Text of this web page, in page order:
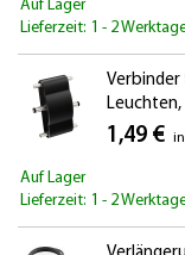
Auf Lager
Lieferzeit: 1 - 2
Verbinder
Leuchten,
1,49 €
Auf Lager
Lieferzeit: 1 - 2